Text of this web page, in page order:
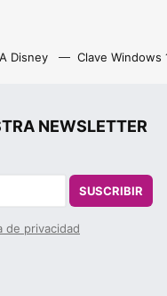
Disney Clave Windows
NEWSLETTER
SUSCRIBIR
de privacidad